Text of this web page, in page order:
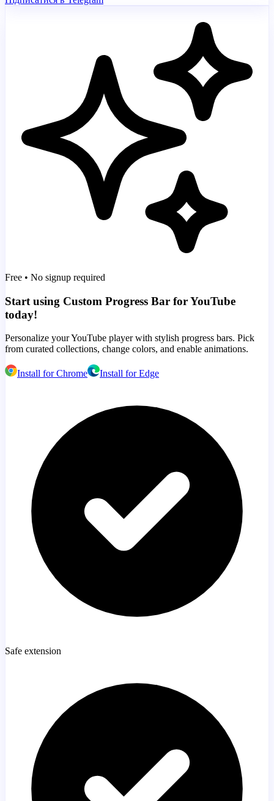
Free • No signup required
Start using Custom Progress Bar for YouTube
today!
Personalize your YouTube player with stylish progress bars. Pick
from curated collections, change colors, and enable animations.
Install for Chrome Install for Edge
Safe extension